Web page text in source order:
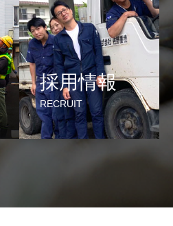
採用情報
RECRUIT